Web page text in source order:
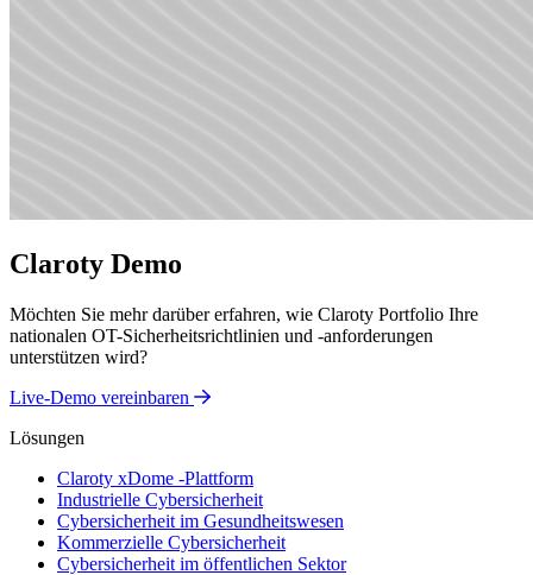
Claroty Demo
Möchten Sie mehr darüber erfahren, wie Claroty Portfolio Ihre
nationalen OT-Sicherheitsrichtlinien und -anforderungen
unterstützen wird?
Live-Demo vereinbaren
Lösungen
Claroty xDome -Plattform
Industrielle Cybersicherheit
Cybersicherheit im Gesundheitswesen
Kommerzielle Cybersicherheit
Cybersicherheit im öffentlichen Sektor